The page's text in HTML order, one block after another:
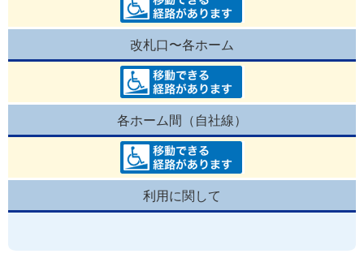
改札口〜各ホーム
各ホーム間（自社線）
利用に関して